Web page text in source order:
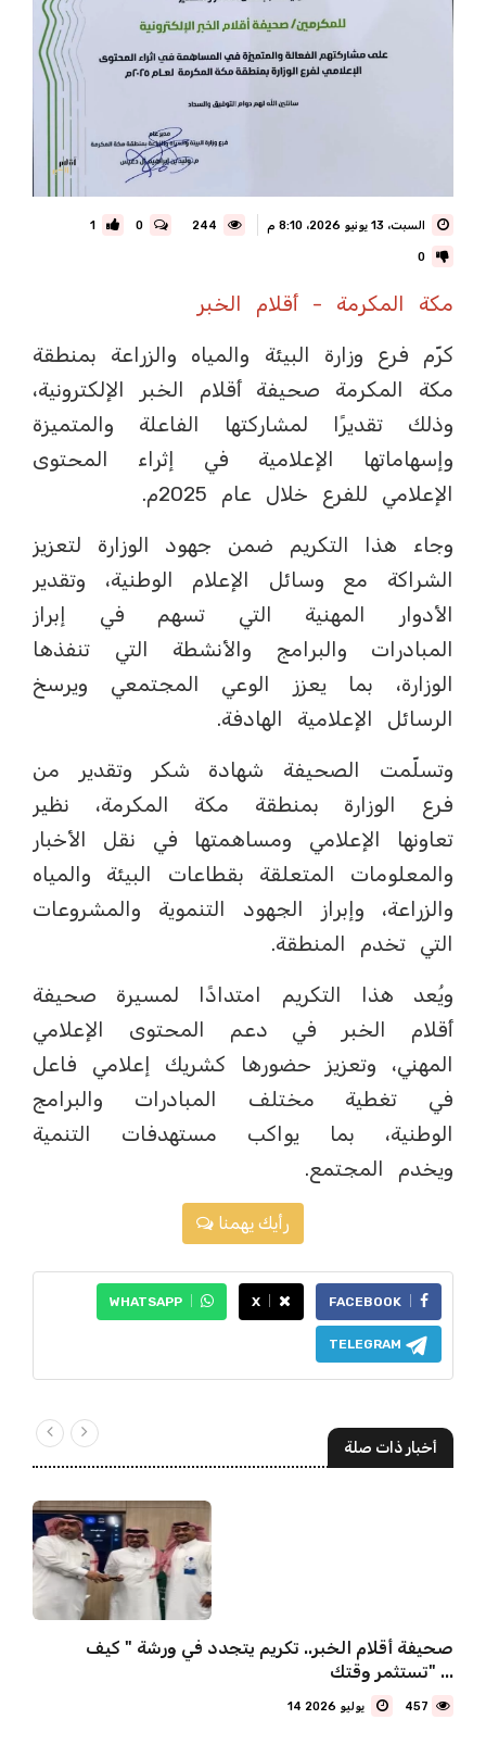
السبت، 13 يونيو 2026، 8:10 م 0
1
0
مكة المكرمة - أقلام الخبر
كرّم فرع وزارة البيئة والمياه والزراعة بمنطقة
مكة المكرمة صحيفة أقلام الخبر الإلكترونية،
وذلك تقديرًا لمشاركتها الفاعلة والمتميزة
وإسهاماتها الإعلامية في إثراء المحتوى
الإعلامي للفرع خلال عام 2025م.
وجاء هذا التكريم ضمن جهود الوزارة لتعزيز
الشراكة مع وسائل الإعلام الوطنية، وتقدير
الأدوار المهنية التي تسهم في إبراز
المبادرات والبرامج والأنشطة التي تنفذها
الوزارة، بما يعزز الوعي المجتمعي ويرسخ
الرسائل الإعلامية الهادفة.
وتسلّمت الصحيفة شهادة شكر وتقدير من
فرع الوزارة بمنطقة مكة المكرمة، نظير
تعاونها الإعلامي ومساهمتها في نقل الأخبار
والمعلومات المتعلقة بقطاعات البيئة والمياه
والزراعة، وإبراز الجهود التنموية والمشروعات
التي تخدم المنطقة.
ويُعد هذا التكريم امتدادًا لمسيرة صحيفة
أقلام الخبر في دعم المحتوى الإعلامي
المهني، وتعزيز حضورها كشريك إعلامي فاعل
في تغطية مختلف المبادرات والبرامج
الوطنية، بما يواكب مستهدفات التنمية
ويخدم المجتمع.
رأيك يهمنا
FACEBOOK
X
WHATSAPP
TELEGRAM
أخبار ذات صلة
صحيفة أقلام الخبر.. تكريم يتجدد في ورشة " كيف
تستثمر وقتك" ...
457